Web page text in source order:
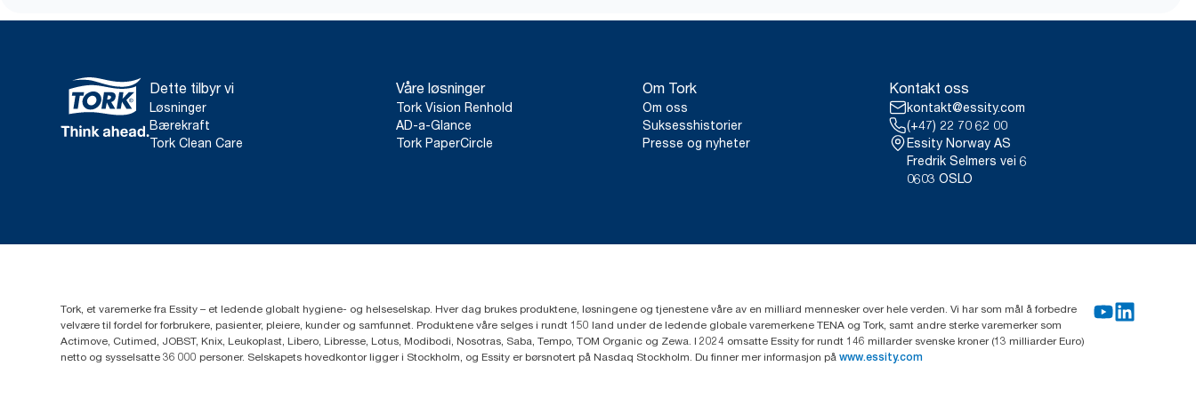
forbruksdata. Ettersom disse dataene gir et gjennomsnitt per system, er de ikke ment å brukes i
bærekraftsrapportering for spesifikke varer og spesifikt forbruk.
Dette tilbyr vi
Løsninger
Bærekraft
Tork Clean Care
Våre løsninger
Tork Vision Renhold
AD-a-Glance
Tork PaperCircle
Om Tork
Om oss
Suksesshistorier
Presse og nyheter
Kontakt oss
kontakt@essity.com
(+47) 22 70 62 00
Essity Norway AS
Fredrik Selmers vei 6
0603 OSLO
Tork, et varemerke fra Essity – et ledende globalt hygiene- og helseselskap. Hver dag brukes produktene, løsningene og tjenestene våre av en milliard mennesker over hele verden. Vi har som mål å forbedre
velvære til fordel for forbrukere, pasienter, pleiere, kunder og samfunnet. Produktene våre selges i rundt 150 land under de ledende globale varemerkene TENA og Tork, samt andre sterke varemerker som
Actimove, Cutimed, JOBST, Knix, Leukoplast, Libero, Libresse, Lotus, Modibodi, Nosotras, Saba, Tempo, TOM Organic og Zewa. I 2024 omsatte Essity for rundt 146 millarder svenske kroner (13 milliarder Euro)
netto og sysselsatte 36 000 personer. Selskapets hovedkontor ligger i Stockholm, og Essity er børsnotert på Nasdaq Stockholm. Du finner mer informasjon på www.essity.com